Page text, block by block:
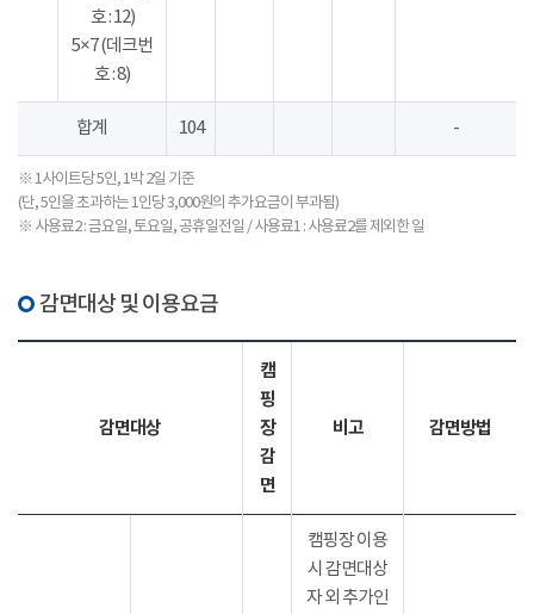
호 : 12)
5×7 (데크번
호 : 8)
합계 104 -
※ 1사이트당 5인, 1박 2일 기준
(단, 5인을 초과하는 1인당 3,000원의 추가요금이 부과됨)
※ 사용료2 : 금요일, 토요일, 공휴일전일 / 사용료1 : 사용료2를 제외한 일
감면대상 및 이용요금
감면대상
캠
핑
장
감
면
비고 감면방법
캠핑장 이용
시 감면대상
자 외 추가인